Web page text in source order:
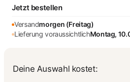
Jetzt bestellen
Versandmorgen (Freitag)
Lieferung voraussichtlichMontag,
Deine Auswahl kostet: